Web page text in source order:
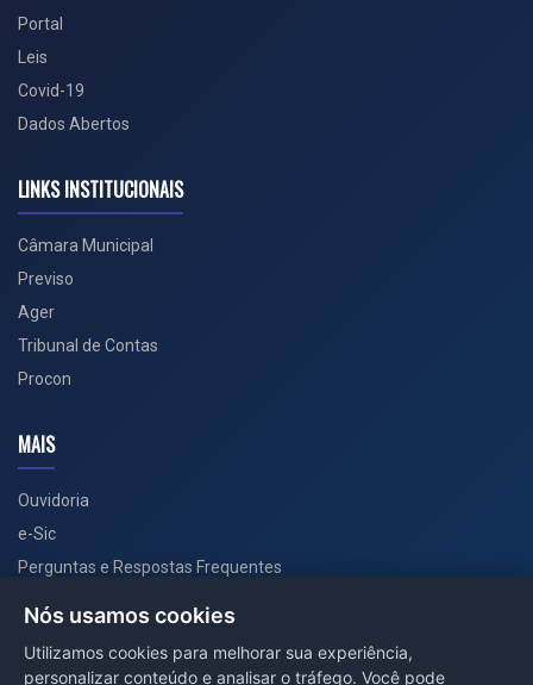
Portal
Leis
Covid-19
Dados Abertos
LINKS INSTITUCIONAIS
Câmara Municipal
Previso
Ager
Tribunal de Contas
Procon
MAIS
Ouvidoria
e-Sic
Perguntas e Respostas Frequentes
Nós usamos cookies
Utilizamos cookies para melhorar sua experiência,
personalizar conteúdo e analisar o tráfego. Você pode